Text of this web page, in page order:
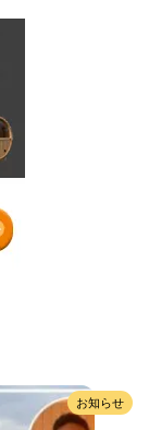
お知らせ